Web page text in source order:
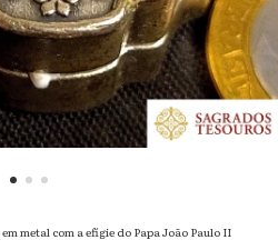
metal com a efígie do Papa João Paulo II